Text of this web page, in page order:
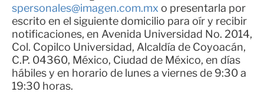
spersonales@imagen.com.mx o presentarla por
escrito en el siguiente domicilio para oír y recibir
notificaciones, en Avenida Universidad No. 2014,
Col. Copilco Universidad, Alcaldía de Coyoacán,
C.P. 04360, México, Ciudad de México, en días
hábiles y en horario de lunes a viernes de 9:30 a
19:30 horas.